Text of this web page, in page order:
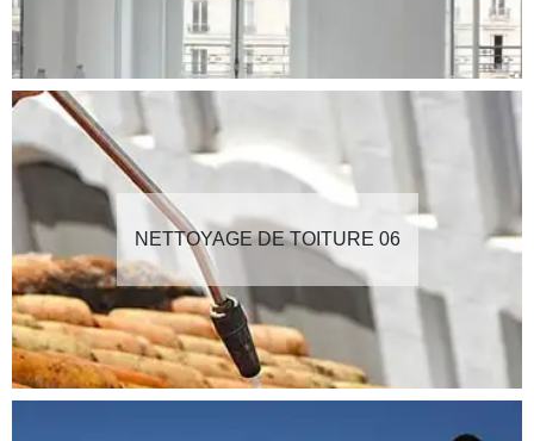
NETTOYAGE DE TOITURE 06